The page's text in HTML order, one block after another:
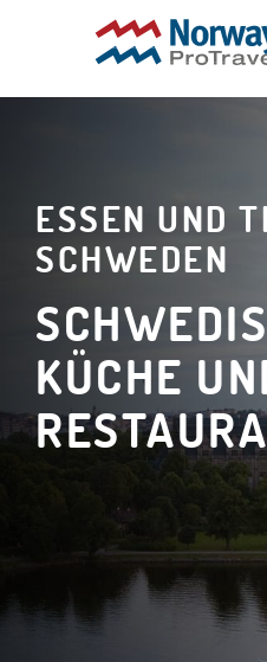
ESSEN UND
SCHWEDEN
KÜCHE